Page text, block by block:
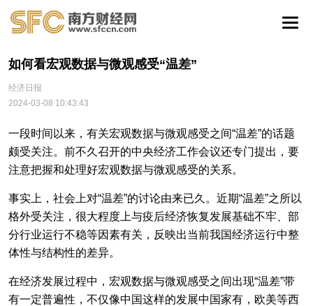
如何看宏观数据与微观感受“温差”
经济日报
2024-03-08 10:43:43
一段时间以来，有关宏观数据与微观感受之间“温差”的话题
颇受关注。前不久召开的中央经济工作会议还专门提出，要
注意把握和处理好宏观数据与微观感受的关系。
事实上，社会上对“温差”的讨论由来已久。近期“温差”之所以
格外受关注，很大程度上与疫后经济恢复发展基础不牢、部
分行业运行不稳等因素有关，反映出当前我国经济运行中整
体性与结构性的差异。
在经济发展过程中，宏观数据与微观感受之间出现“温差”带
有一定普遍性，不仅像中国这样的发展中国家有，欧美等西